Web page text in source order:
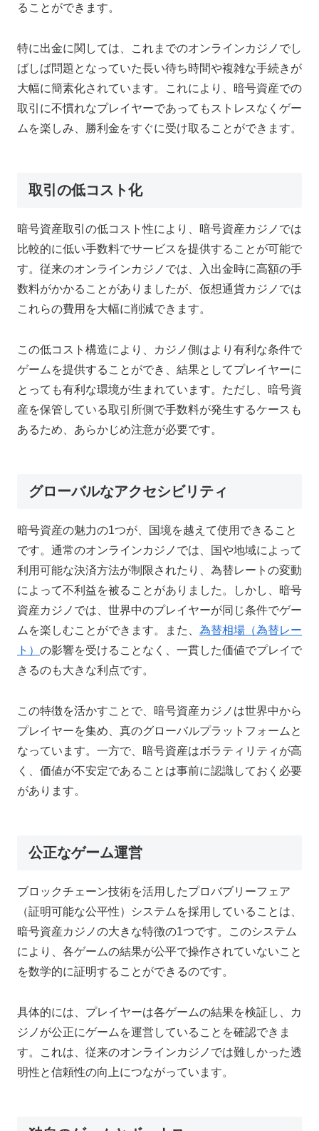
ることができます。
特に出金に関しては、これまでのオンラインカジノでし
ばしば問題となっていた長い待ち時間や複雑な手続きが
大幅に簡素化されています。これにより、暗号資産での
取引に不慣れなプレイヤーであってもストレスなくゲー
ムを楽しみ、勝利金をすぐに受け取ることができます。
取引の低コスト化
暗号資産取引の低コスト性により、暗号資産カジノでは
比較的に低い手数料でサービスを提供することが可能で
す。従来のオンラインカジノでは、入出金時に高額の手
数料がかかることがありましたが、仮想通貨カジノでは
これらの費用を大幅に削減できます。
この低コスト構造により、カジノ側はより有利な条件で
ゲームを提供することができ、結果としてプレイヤーに
とっても有利な環境が生まれています。ただし、暗号資
産を保管している取引所側で手数料が発生するケースも
あるため、あらかじめ注意が必要です。
グローバルなアクセシビリティ
暗号資産の魅力の1つが、国境を越えて使用できること
です。通常のオンラインカジノでは、国や地域によって
利用可能な決済方法が制限されたり、為替レートの変動
によって不利益を被ることがありました。しかし、暗号
資産カジノでは、世界中のプレイヤーが同じ条件でゲー
ムを楽しむことができます。また、 為替相場（為替レー
ト） の影響を受けることなく、一貫した価値でプレイで
きるのも大きな利点です。
この特徴を活かすことで、暗号資産カジノは世界中から
プレイヤーを集め、真のグローバルプラットフォームと
なっています。一方で、暗号資産はボラティリティが高
く、価値が不安定であることは事前に認識しておく必要
があります。
公正なゲーム運営
ブロックチェーン技術を活用したプロバブリーフェア
（証明可能な公平性）システムを採用していることは、
暗号資産カジノの大きな特徴の1つです。このシステム
により、各ゲームの結果が公平で操作されていないこと
を数学的に証明することができるのです。
具体的には、プレイヤーは各ゲームの結果を検証し、カ
ジノが公正にゲームを運営していることを確認できま
す。これは、従来のオンラインカジノでは難しかった透
明性と信頼性の向上につながっています。